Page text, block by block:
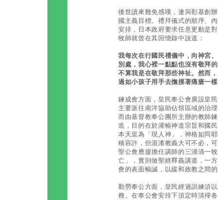
後世讀來難免感嘆，連與彰基創
國主義目標。禮拜儀式的順序、
安排，日本政府要求任意更動是
牧師就曾在其回憶錄中說道：
我每次在行國民禮儀中，向神宮
別處，我心裡一點點也沒有敬拜
不算我是在敬拜那些神祉。然而
過如小孩子用手去撫摸著痛瘡一
鍊成會方面，皇民奉公會廣設皇
主要派往南洋協助佔領區域的治
而由基督教奉公團所主辦的教師
造，目的在於灌輸神道宗旨和國
本天皇為「現人神」，神格如同
稱容許，但混淆教義大可不必，
聖公會應援擔任講師的三浦清一
亡」，實則做聖經釋義講道，一
會的表面輸誠，以緩和政教之間
勤勞奉公方面，皇民經過訓練須
務。在奉公會安排下須定時清掃